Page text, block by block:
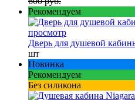
Рекомендуем
просмотр
Дверь для душевой
шт
Новинка
Рекомендуем
Без силикона